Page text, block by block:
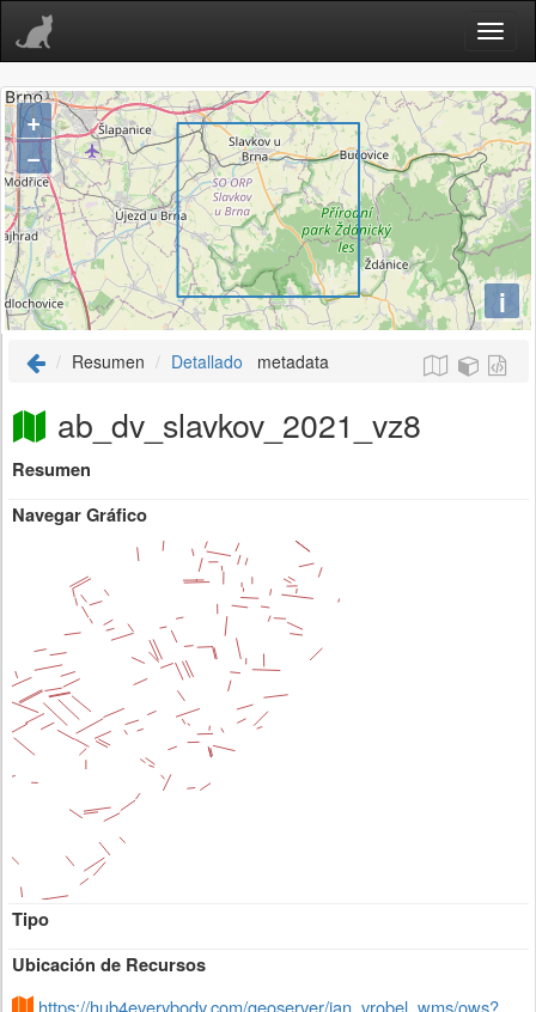
+
−
i
Resumen Detallado metadata
ab_dv_slavkov_2021_vz8
Resumen
Navegar Gráfico
Tipo
Ubicación de Recursos
https://hub4everybody.com/geoserver/jan_vrobel_wms/ows?